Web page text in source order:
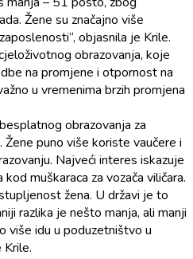
Žene su značajno više
objasnila je Krile.
obrazovanja, koje
na promjene i otpornost na
u vremenima brzih promjena
obrazovanja za
Žene puno više koriste vaučere i
Najveći interes iskazuje
muškaraca za vozača viličara.
žena. U državi je to
razlika je nešto manja, ali manji
više idu u poduzetništvo u
Krile.